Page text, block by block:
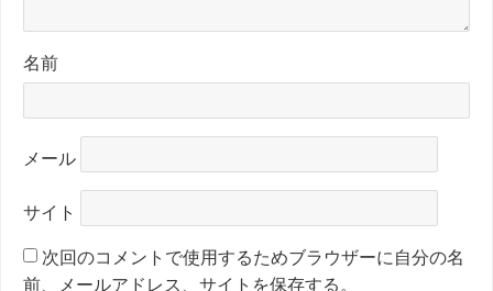
名前
メール
サイト
次回のコメントで使用するためブラウザーに自分の名
前、メールアドレス、サイトを保存する。